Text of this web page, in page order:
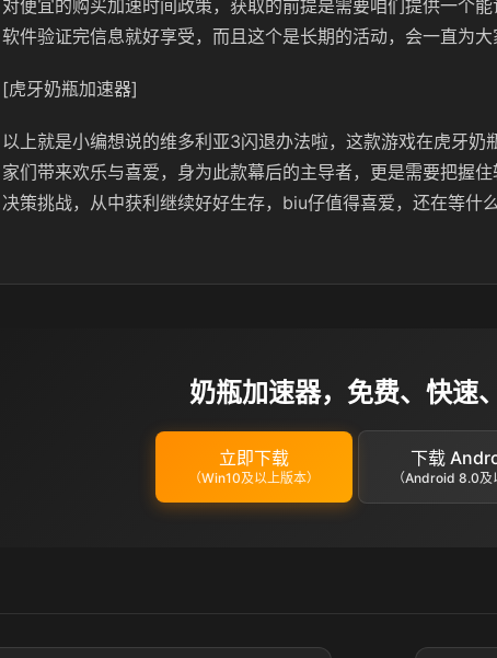
对便宜的购买加速时间政策，获取的前提是需要咱们提供一个
软件验证完信息就好享受，而且这个是长期的活动，会一直为大
[虎牙奶瓶加速器]
以上就是小编想说的维多利亚3闪退办法啦，这款游戏在虎牙奶
家们带来欢乐与喜爱，身为此款幕后的主导者，更是需要把握
决策挑战，从中获利继续好好生存，biu仔值得喜爱，还在等什
奶瓶加速器，免费、快速
立即下载
（Win10及以上版本）
下载
（Android 8.0及